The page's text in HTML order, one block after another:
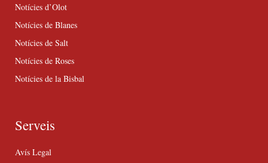
Notícies d’Olot
Notícies de Blanes
Notícies de Salt
Notícies de Roses
Notícies de la Bisbal
Serveis
Avís Legal